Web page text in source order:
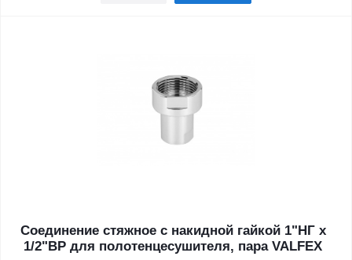
Соединение стяжное с накидной гайкой 1"НГ х
1/2"ВР для полотенцесушителя, пара VALFEX